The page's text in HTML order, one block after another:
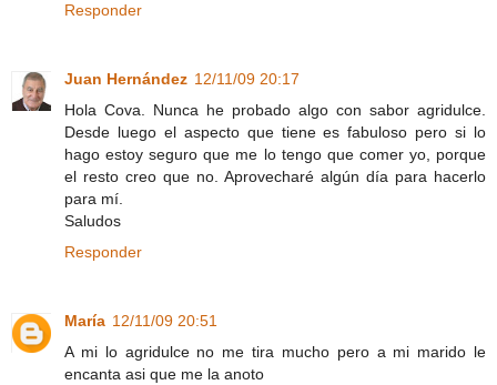
Responder
Juan Hernández 12/11/09 20:17
Hola Cova. Nunca he probado algo con sabor agridulce.
Desde luego el aspecto que tiene es fabuloso pero si lo
hago estoy seguro que me lo tengo que comer yo, porque
el resto creo que no. Aprovecharé algún día para hacerlo
para mí.
Saludos
Responder
María 12/11/09 20:51
A mi lo agridulce no me tira mucho pero a mi marido le
encanta asi que me la anoto